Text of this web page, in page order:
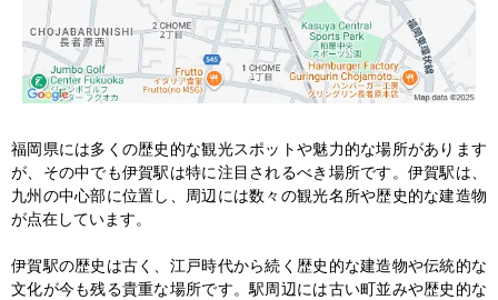
福岡県には多くの歴史的な観光スポットや魅力的な場所があります
が、その中でも伊賀駅は特に注目されるべき場所です。伊賀駅は、
九州の中心部に位置し、周辺には数々の観光名所や歴史的な建造物
が点在しています。
伊賀駅の歴史は古く、江戸時代から続く歴史的な建造物や伝統的な
文化が今も残る貴重な場所です。駅周辺には古い町並みや歴史的な